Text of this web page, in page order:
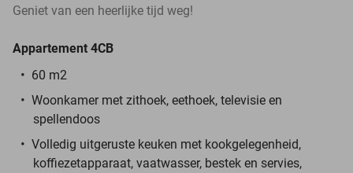
Geniet van een heerlijke tijd weg!
Appartement 4CB
60 m2
Woonkamer met zithoek, eethoek, televisie en
spellendoos
Volledig uitgeruste keuken met kookgelegenheid,
koffiezetapparaat, vaatwasser, bestek en servies,